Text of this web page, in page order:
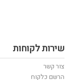
שירות לקוחות
צור קשר
הרשם כלקוח